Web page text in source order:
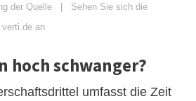
der Quelle | Sehen Sie sich die
an
hoch schwanger?
umfasst die Zeit